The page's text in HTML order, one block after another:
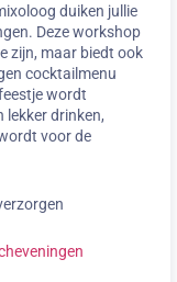
duiken jullie
Deze workshop
zijn, maar biedt ook
cocktailmenu
wordt
lekker drinken,
voor de